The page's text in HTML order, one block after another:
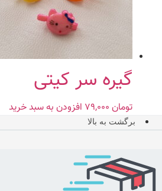
گیره سر کیتی
تومان افزودن به سبد خرید
برگشت به بالا